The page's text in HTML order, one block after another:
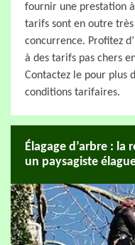
fournir une prestation
tarifs sont en outre
concurrence. Profitez
à des tarifs pas chers
Contactez le pour plus
conditions tarifaires.
Élagage d’arbre : la
un paysagiste